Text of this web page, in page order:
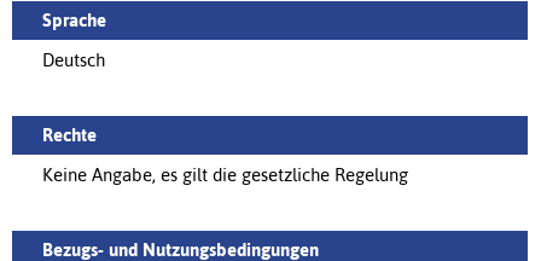
Sprache
Deutsch
Rechte
Keine Angabe, es gilt die gesetzliche Regelung
Bezugs- und Nutzungsbedingungen